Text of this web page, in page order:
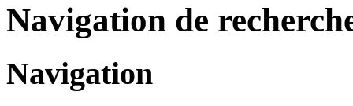
Navigation de
Navigation